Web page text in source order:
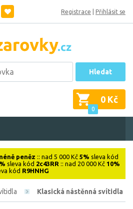
Registrace Přihlásit se
Hledat
0
0 Kč
peněz :: nad 5 000 Kč 5% sleva kód
sleva kód 2c43RR :: nad 20 000 Kč 10%
kód R9HNHG
Klasická nástěnná svítidla